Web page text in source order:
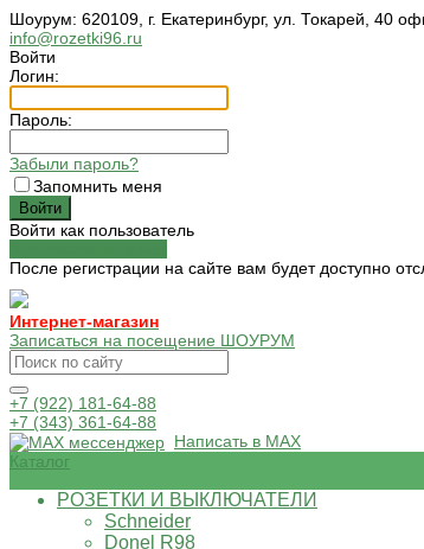
Шоурум: 620109, г. Екатеринбург, ул. Токарей, 40
info@rozetki96.ru
Войти
Логин:
Пароль:
Забыли пароль?
Запомнить меня
Войти как пользователь
После регистрации на сайте вам будет доступно
Интернет-магазин
Записаться на посещение ШОУРУМ
+7 (922) 181-64-88
+7 (343) 361-64-88
Написать в MAX
Каталог
РОЗЕТКИ И ВЫКЛЮЧАТЕЛИ
Schneider
Donel R98